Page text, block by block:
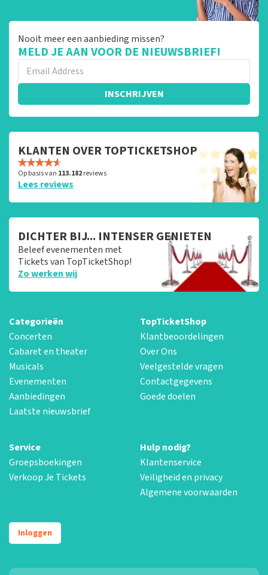
Nooit meer een aanbieding missen?
MELD JE AAN VOOR DE NIEUWSBRIEF!
INSCHRIJVEN
KLANTEN OVER TOPTICKETSHOP
Op basis van 113.182reviews
Lees reviews
DICHTER BIJ... INTENSER GENIETEN
Beleef evenementen met
Tickets van TopTicketShop!
Zo werken wij
Categorieën
Concerten
Cabaret en theater
Musicals
Evenementen
Aanbiedingen
Laatste nieuwsbrief
TopTicketShop
Klantbeoordelingen
Over Ons
Veelgestelde vragen
Contactgegevens
Goede doelen
Service
Groepsboekingen
Verkoop Je Tickets
Hulp nodig?
Klantenservice
Veiligheid en privacy
Algemene voorwaarden
Inloggen